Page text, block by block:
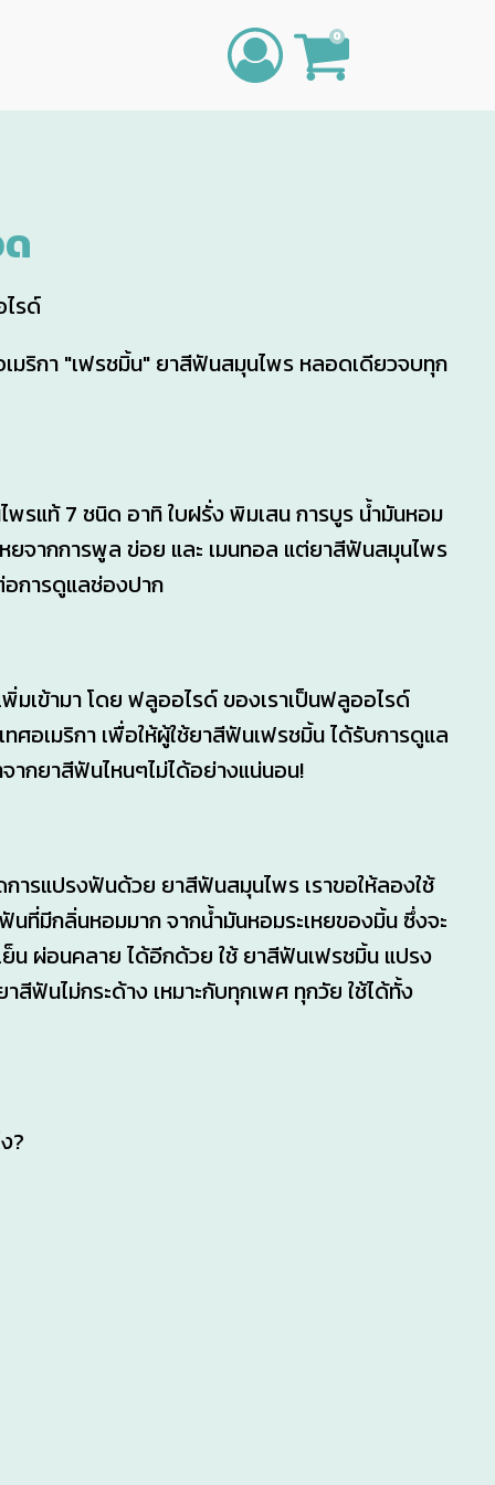
0
รด์
มริกา "เฟรชมิ้น" ยาสีฟันสมุนไพร หลอดเดียวจบทุก
รแท้ 7 ชนิด อาทิ ใบฝรั่ง พิมเสน การบูร น้ำมันหอม
หยจากการพูล ข่อย และ เมนทอล แต่ยาสีฟันสมุนไพร
การดูแลช่องปาก
มเข้ามา โดย ฟลูออไรด์ ของเราเป็นฟลูออไรด์
ทศอเมริกา เพื่อให้ผู้ใช้ยาสีฟันเฟรชมิ้น ได้รับการดูแล
ากยาสีฟันไหนๆไม่ได้อย่างแน่นอน!
ารแปรงฟันด้วย ยาสีฟันสมุนไพร เราขอให้ลองใช้
นที่มีกลิ่นหอมมาก จากน้ำมันหอมระเหยของมิ้น ซึ่งจะ
น ผ่อนคลาย ได้อีกด้วย ใช้ ยาสีฟันเฟรชมิ้น แปรง
สีฟันไม่กระด้าง เหมาะกับทุกเพศ ทุกวัย ใช้ได้ทั้ง
?